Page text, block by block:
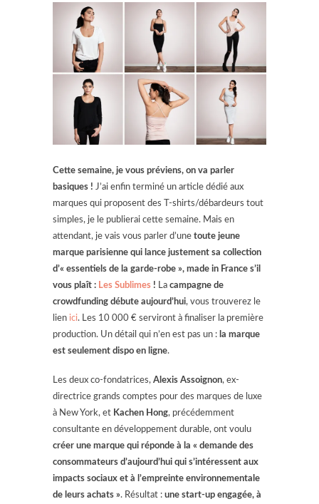
Cette semaine, je vous préviens, on va parler
basiques ! J’ai enfin terminé un article dédié aux
marques qui proposent des T-shirts/débardeurs tout
simples, je le publierai cette semaine. Mais en
attendant, je vais vous parler d’une toute jeune
marque parisienne qui lance justement sa collection
d’« essentiels de la garde-robe », made in France s’il
vous plaît : Les Sublimes ! La campagne de
crowdfunding débute aujourd’hui, vous trouverez le
lien ici. Les 10 000 € serviront à finaliser la première
production. Un détail qui n’en est pas un : la marque
est seulement dispo en ligne.
Les deux co-fondatrices, Alexis Assoignon, ex-
directrice grands comptes pour des marques de luxe
à New York, et Kachen Hong, précédemment
consultante en développement durable, ont voulu
créer une marque qui réponde à la « demande des
consommateurs d’aujourd’hui qui s’intéressent aux
impacts sociaux et à l’empreinte environnementale
de leurs achats ». Résultat : une start-up engagée, à